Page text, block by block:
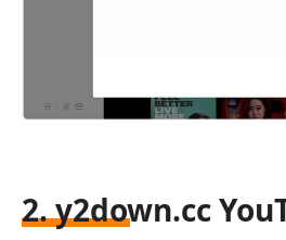
2. y2down.cc